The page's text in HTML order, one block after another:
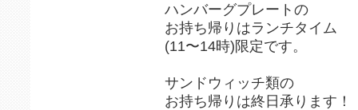
ハンバーグプレートの
お持ち帰りはランチタイム
(11〜14時)限定です。
サンドウィッチ類の
お持ち帰りは終日承ります！